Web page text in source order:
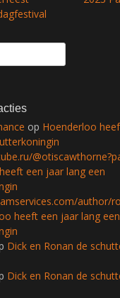
op Hoenderloo
een jaar lang een
author/
heeft een jaar lang een
Dick en Ronan de
Dick en Ronan de